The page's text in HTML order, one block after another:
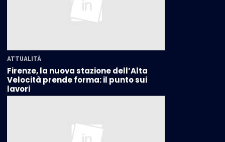
ATTUALITÀ
Firenze, la nuova stazione dell’Alta
Velocità prende forma: il punto sui
lavori